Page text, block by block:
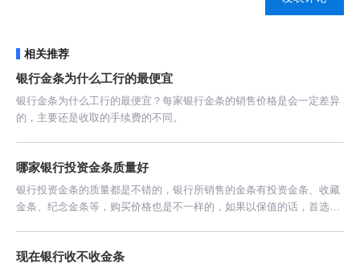
相关推荐
银行金条为什么工行的最便宜
银行金条为什么工行的最便宜？每家银行金条的销售价格是会一定差异
的，主要还是收取的手续费的不同。
哪家银行投资金条质量好
银行投资金条的质量都是不错的，银行所销售的金条有投资金条、收藏
金条、纪念金条等，购买价格也是不一样的，如果以保值的话，首选购
现在银行收不收金条